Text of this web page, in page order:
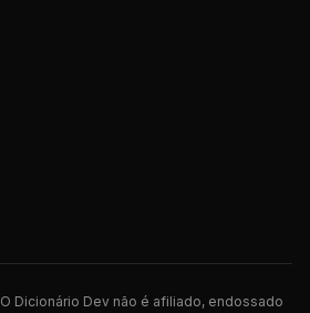
O Dicionário Dev não é afiliado, endossado